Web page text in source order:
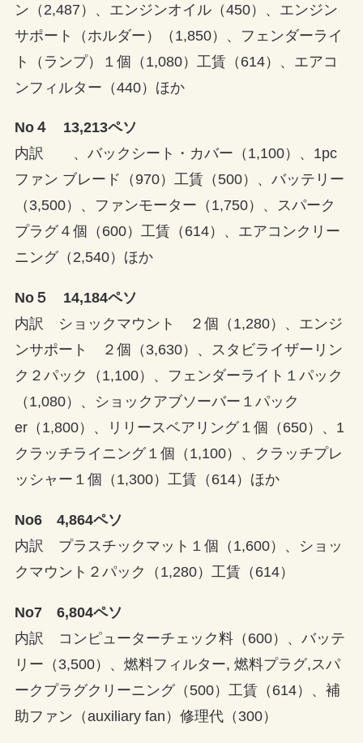
ン（2,487）、エンジンオイル（450）、エンジン
サポート（ホルダー）（1,850）、フェンダーライ
ト（ランプ）１個（1,080）工賃（614）、エアコ
ンフィルター（440）ほか
No４ 13,213ペソ
内訳 、バックシート・カバー（1,100）、1pc
ファン ブレード（970）工賃（500）、バッテリー
（3,500）、ファンモーター（1,750）、スパーク
プラグ４個（600）工賃（614）、エアコンクリー
ニング（2,540）ほか
No５ 14,184ペソ
内訳 ショックマウント ２個（1,280）、エンジ
ンサポート ２個（3,630）、スタビライザーリン
ク２パック（1,100）、フェンダーライト１パック
（1,080）、ショックアブソーバー１パック
er（1,800）、リリースベアリング１個（650）、1
クラッチライニング１個（1,100）、クラッチプレ
ッシャー１個（1,300）工賃（614）ほか
No6 4,864ペソ
内訳 プラスチックマット１個（1,600）、ショッ
クマウント２パック（1,280）工賃（614）
No7 6,804ペソ
内訳 コンピューターチェック料（600）、バッテ
リー（3,500）、燃料フィルター, 燃料プラグ,スパ
ークプラグクリーニング（500）工賃（614）、補
助ファン（auxiliary fan）修理代（300）